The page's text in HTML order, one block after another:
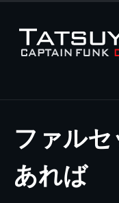
ファル
あれば